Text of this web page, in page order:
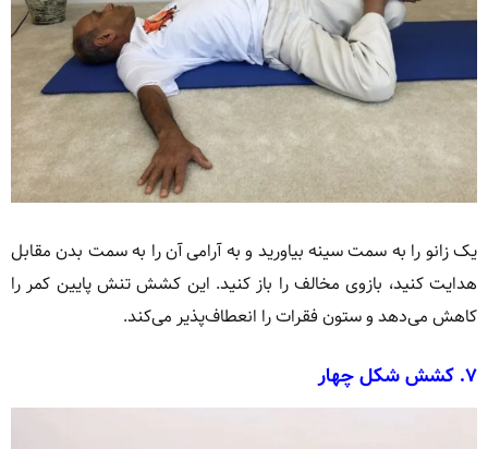
یک زانو را به سمت سینه بیاورید و به آرامی آن را به سمت بدن مقابل
هدایت کنید، بازوی مخالف را باز کنید. این کشش تنش پایین کمر را
کاهش می‌دهد و ستون فقرات را انعطاف‌پذیر می‌کند.
۷. کشش شکل چهار